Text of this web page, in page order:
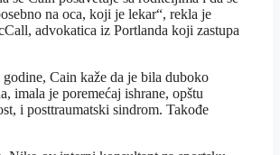
na oca, koji je lekar“, rekla je
advokatica iz Portlanda koji zastupa
Cain kaže da je bila duboko
imala je poremećaj ishrane, opštu
i posttraumatski sindrom. Takođe